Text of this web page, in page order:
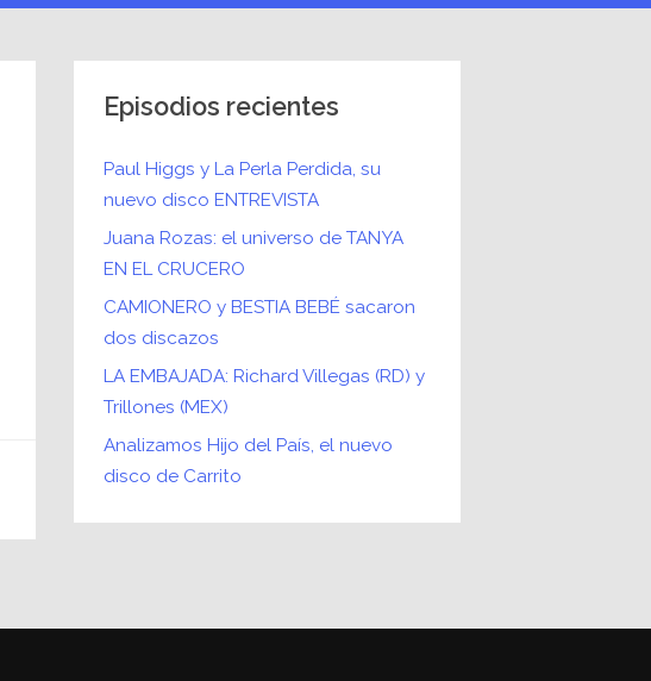
Episodios recientes
Paul Higgs y La Perla Perdida, su
nuevo disco ENTREVISTA
Juana Rozas: el universo de TANYA
EN EL CRUCERO
CAMIONERO y BESTIA BEBÉ sacaron
dos discazos
LA EMBAJADA: Richard Villegas (RD) y
Trillones (MEX)
Analizamos Hijo del País, el nuevo
disco de Carrito